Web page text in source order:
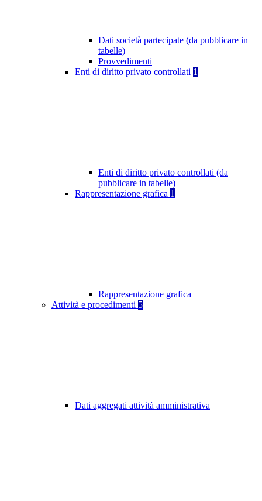
Dati società partecipate (da pubblicare in
tabelle)
Provvedimenti
Enti di diritto privato controllati 1
Enti di diritto privato controllati (da
pubblicare in tabelle)
Rappresentazione grafica 1
Rappresentazione grafica
Attività e procedimenti 5
Dati aggregati attività amministrativa